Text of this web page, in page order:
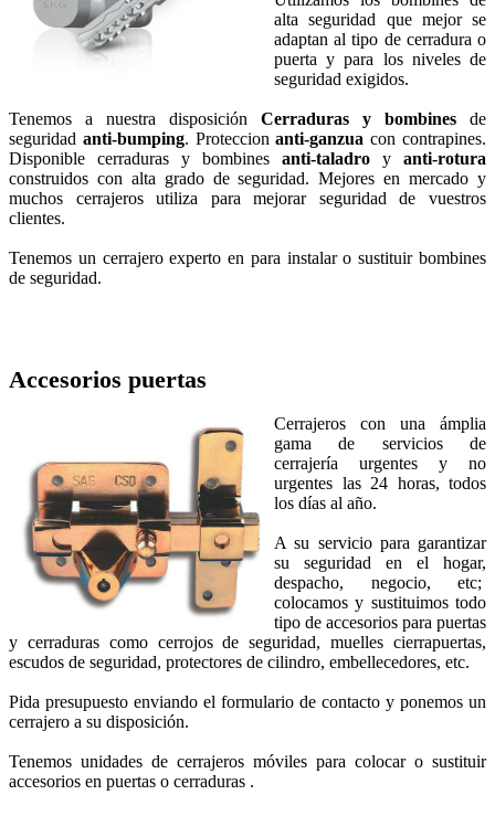
alta seguridad que mejor se
adaptan al tipo de cerradura o
puerta y para los niveles de
seguridad exigidos.
Tenemos a nuestra disposición Cerraduras y bombines de
seguridad anti-bumping. Proteccionanti-ganzua con contrapines.
Disponible cerraduras y bombines anti-taladro y anti-rotura
construidos con alta grado de seguridad. Mejores en mercado y
muchos cerrajeros utiliza para mejorar seguridad de vuestros
clientes.
Tenemos un cerrajero experto en para instalar o sustituir bombines
de seguridad.
Accesorios puertas
Cerrajeros con una ámplia
gama de servicios de
cerrajería urgentes y no
urgentes las 24 horas, todos
los días al año.
A su servicio para garantizar
su seguridad en el hogar,
despacho, negocio, etc;
colocamos y sustituimos todo
tipo de accesorios para puertas
y cerraduras como cerrojos de seguridad, muelles cierrapuertas,
escudos de seguridad, protectores de cilindro, embellecedores, etc.
Pida presupuesto enviando el formulario de contacto y ponemos un
cerrajero a su disposición.
Tenemos unidades de cerrajeros móviles para colocar o sustituir
accesorios en puertas o cerraduras .